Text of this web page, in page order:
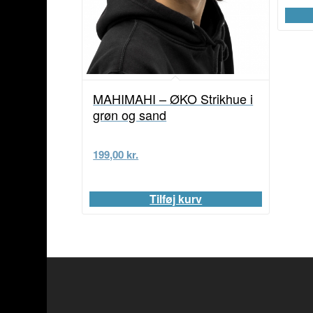
MAHIMAHI – ØKO Strikhue i
grøn og sand
199,00 kr.
Tilføj kurv